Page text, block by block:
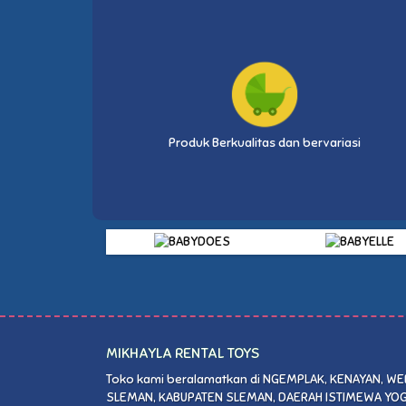
Produk Berkualitas dan bervariasi
MIKHAYLA RENTAL TOYS
Toko kami beralamatkan di NGEMPLAK, KENAYAN,
SLEMAN, KABUPATEN SLEMAN, DAERAH ISTIMEWA